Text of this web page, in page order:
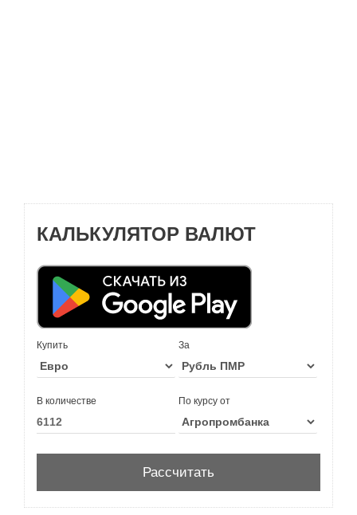
КАЛЬКУЛЯТОР ВАЛЮТ
Купить За
В количестве По курсу от